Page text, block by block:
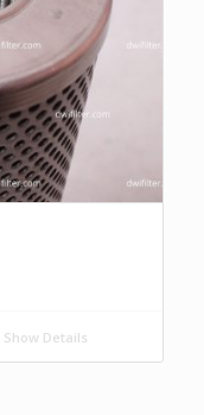
Show Details